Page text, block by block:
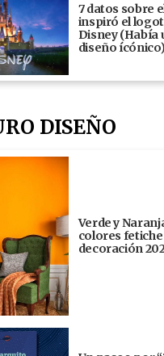
7 datos sobre
inspiró el
Disney (Había
diseño
DISEÑO
Verde y
colores fetiche
decoración